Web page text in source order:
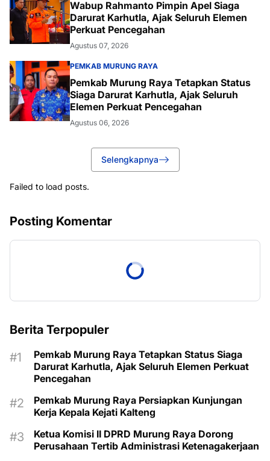
Wabup Rahmanto Pimpin Apel Siaga
Darurat Karhutla, Ajak Seluruh Elemen
Perkuat Pencegahan
Agustus 07, 2026
PEMKAB MURUNG RAYA
Pemkab Murung Raya Tetapkan Status
Siaga Darurat Karhutla, Ajak Seluruh
Elemen Perkuat Pencegahan
Agustus 06, 2026
Selengkapnya
Failed to load posts.
Posting Komentar
Berita Terpopuler
Pemkab Murung Raya Tetapkan Status Siaga
Darurat Karhutla, Ajak Seluruh Elemen Perkuat
Pencegahan
Pemkab Murung Raya Persiapkan Kunjungan
Kerja Kepala Kejati Kalteng
Ketua Komisi II DPRD Murung Raya Dorong
Perusahaan Tertib Administrasi Ketenagakerjaan